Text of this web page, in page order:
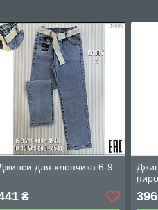
для хлопчика 6-9
₴ 396